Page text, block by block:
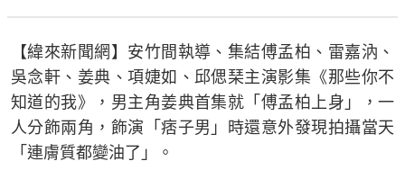
【緯來新聞網】安竹間執導、集結傅孟柏、雷嘉汭、
吳念軒、姜典、項婕如、邱偲琹主演影集《那些你不
知道的我》，男主角姜典首集就「傅孟柏上身」，一
人分飾兩角，飾演「痞子男」時還意外發現拍攝當天
「連膚質都變油了」。